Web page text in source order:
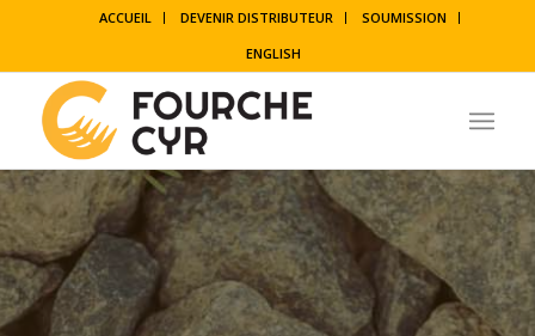
ACCUEIL DEVENIR DISTRIBUTEUR
SOUMISSION
ENGLISH